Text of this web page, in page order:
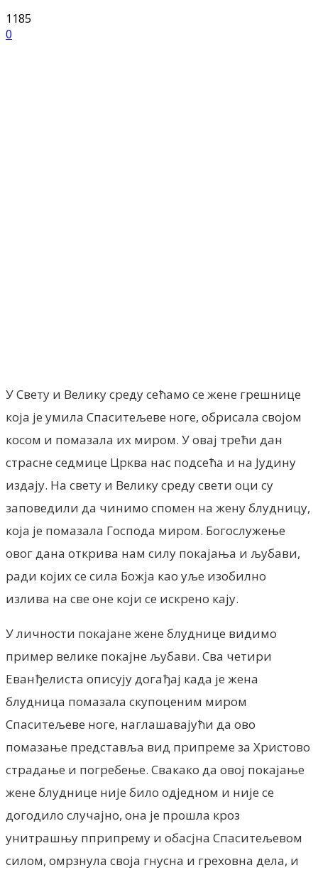
1185
0
У Свету и Велику среду сећамо се жене грешнице
која је умила Спаситељеве ноге, обрисала својом
косом и помазала их миром. У овај трећи дан
страсне седмице Црква нас подсећа и на Јудину
издају. На свету и Велику среду свети оци су
заповедили да чинимо спомен на жену блудницу,
која је помазала Господа миром. Богослужење
овог дана открива нам силу покајања и љубави,
ради којих се сила Божја као уље изобилно
излива на све оне који се искрено кају.
У личности покајане жене блуднице видимо
пример велике покајне љубави. Сва четири
Еванђелиста описују догађај када је жена
блудница помазала скупоценим миром
Спаситељеве ноге, наглашавајући да ово
помазање представља вид припреме за Христово
страдање и погребење. Свакако да овој покајање
жене блуднице није било одједном и није се
догодило случајно, она је прошла кроз
унитрашњу пприпрему и обасјна Спаситељевом
силом, омрзнула своја гнусна и греховна дела, и